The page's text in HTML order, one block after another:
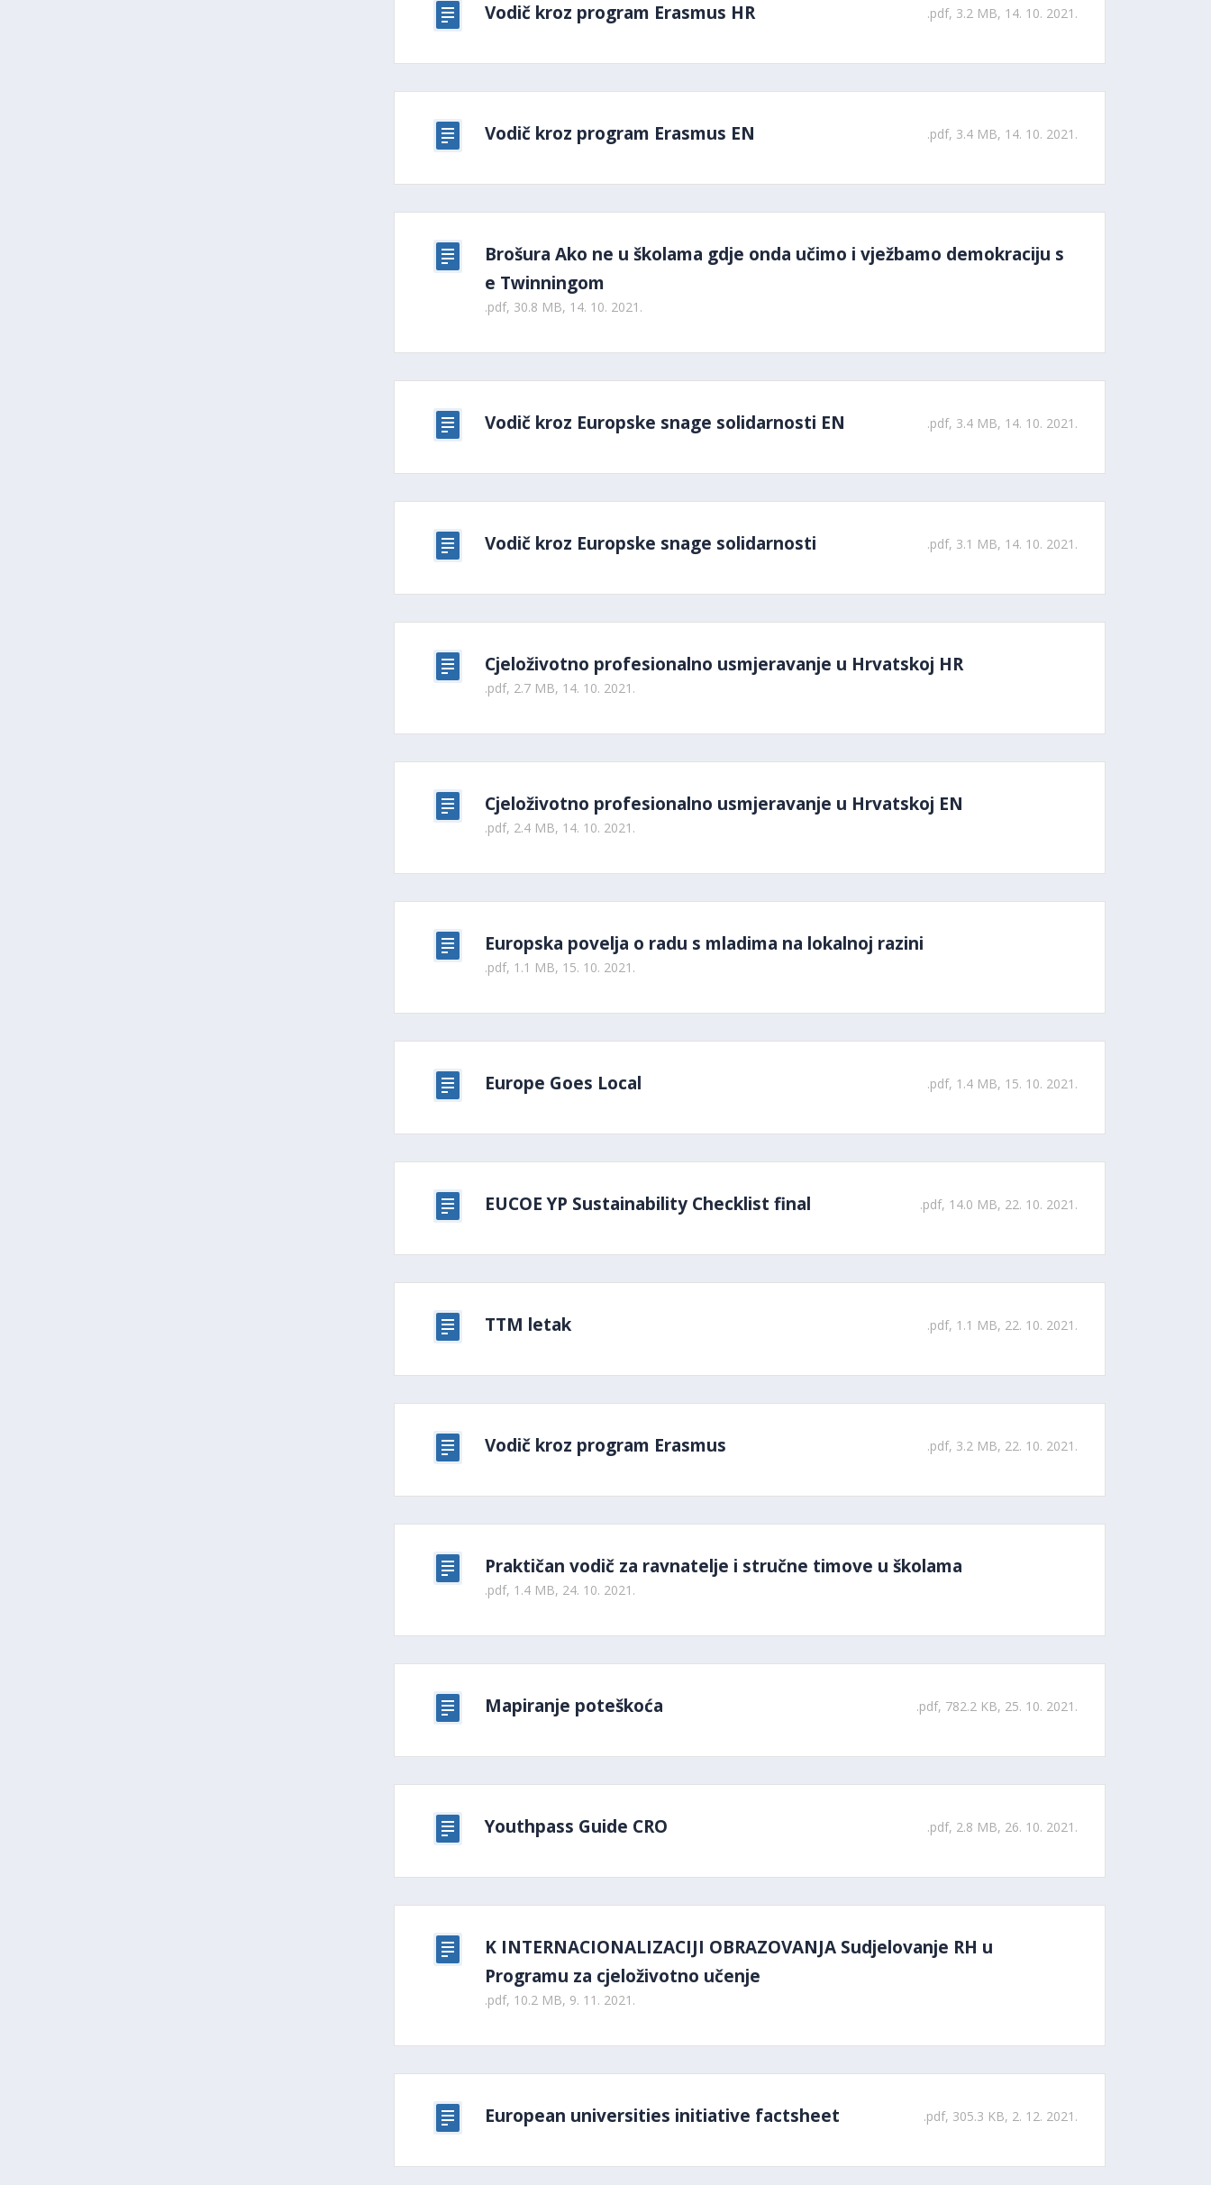
Vodič kroz program Erasmus HR .pdf, 3.2 MB, 14. 10. 2021.
Vodič kroz program Erasmus EN .pdf, 3.4 MB, 14. 10. 2021.
Brošura Ako ne u školama gdje onda učimo i vježbamo demokraciju s
e Twinningom
.pdf, 30.8 MB, 14. 10. 2021.
Vodič kroz Europske snage solidarnosti EN .pdf, 3.4 MB, 14. 10. 2021.
Vodič kroz Europske snage solidarnosti .pdf, 3.1 MB, 14. 10. 2021.
Cjeloživotno profesionalno usmjeravanje u Hrvatskoj HR
.pdf, 2.7 MB, 14. 10. 2021.
Cjeloživotno profesionalno usmjeravanje u Hrvatskoj EN
.pdf, 2.4 MB, 14. 10. 2021.
Europska povelja o radu s mladima na lokalnoj razini
.pdf, 1.1 MB, 15. 10. 2021.
Europe Goes Local .pdf, 1.4 MB, 15. 10. 2021.
EUCOE YP Sustainability Checklist final .pdf, 14.0 MB, 22. 10. 2021.
TTM letak .pdf, 1.1 MB, 22. 10. 2021.
Vodič kroz program Erasmus .pdf, 3.2 MB, 22. 10. 2021.
Praktičan vodič za ravnatelje i stručne timove u školama
.pdf, 1.4 MB, 24. 10. 2021.
Mapiranje poteškoća .pdf, 782.2 KB, 25. 10. 2021.
Youthpass Guide CRO .pdf, 2.8 MB, 26. 10. 2021.
K INTERNACIONALIZACIJI OBRAZOVANJA Sudjelovanje RH u
Programu za cjeloživotno učenje
.pdf, 10.2 MB, 9. 11. 2021.
European universities initiative factsheet .pdf, 305.3 KB, 2. 12. 2021.